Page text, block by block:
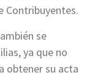
Contribuyentes.
se
ya que no
obtener su acta